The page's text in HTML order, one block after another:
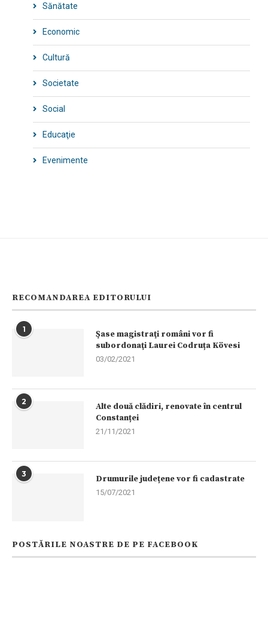
Sănătate
Economic
Cultură
Societate
Social
Educaţie
Evenimente
RECOMANDAREA EDITORULUI
1
Şase magistraţi români vor fi
subordonaţi Laurei Codruța Kövesi
03/02/2021
2
Alte două clădiri, renovate în centrul
Constanței
21/11/2021
3 Drumurile județene vor fi cadastrate
15/07/2021
POSTĂRILE NOASTRE DE PE FACEBOOK